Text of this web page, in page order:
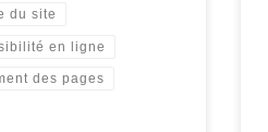
du site
en ligne
des pages